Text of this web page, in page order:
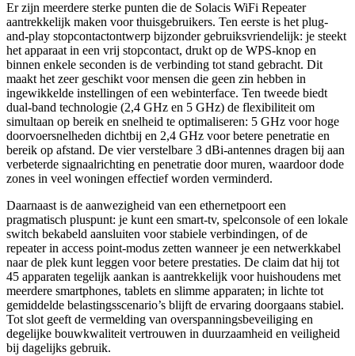
Er zijn meerdere sterke punten die de Solacis WiFi Repeater
aantrekkelijk maken voor thuisgebruikers. Ten eerste is het plug-
and-play stopcontactontwerp bijzonder gebruiksvriendelijk: je steekt
het apparaat in een vrij stopcontact, drukt op de WPS-knop en
binnen enkele seconden is de verbinding tot stand gebracht. Dit
maakt het zeer geschikt voor mensen die geen zin hebben in
ingewikkelde instellingen of een webinterface. Ten tweede biedt
dual-band technologie (2,4 GHz en 5 GHz) de flexibiliteit om
simultaan op bereik en snelheid te optimaliseren: 5 GHz voor hoge
doorvoersnelheden dichtbij en 2,4 GHz voor betere penetratie en
bereik op afstand. De vier verstelbare 3 dBi-antennes dragen bij aan
verbeterde signaalrichting en penetratie door muren, waardoor dode
zones in veel woningen effectief worden verminderd.
Daarnaast is de aanwezigheid van een ethernetpoort een
pragmatisch pluspunt: je kunt een smart-tv, spelconsole of een lokale
switch bekabeld aansluiten voor stabiele verbindingen, of de
repeater in access point-modus zetten wanneer je een netwerkkabel
naar de plek kunt leggen voor betere prestaties. De claim dat hij tot
45 apparaten tegelijk aankan is aantrekkelijk voor huishoudens met
meerdere smartphones, tablets en slimme apparaten; in lichte tot
gemiddelde belastingsscenario’s blijft de ervaring doorgaans stabiel.
Tot slot geeft de vermelding van overspanningsbeveiliging en
degelijke bouwkwaliteit vertrouwen in duurzaamheid en veiligheid
bij dagelijks gebruik.